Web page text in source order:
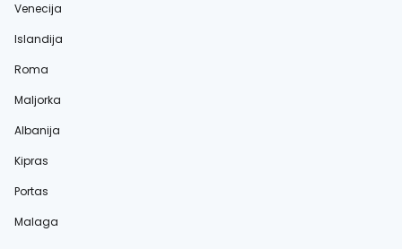
Venecija
Islandija
Roma
Maljorka
Albanija
Kipras
Portas
Malaga